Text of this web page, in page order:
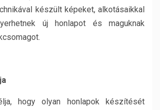
készült képeket, alkotásaikkal
új honlapot és maguknak
hogy olyan honlapok készítését